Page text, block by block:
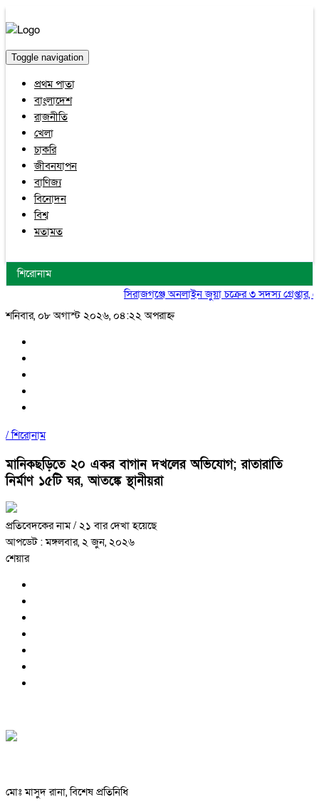
Toggle navigation
প্রথম পাতা
বাংলাদেশ
রাজনীতি
খেলা
চাকরি
জীবনযাপন
বাণিজ্য
বিনোদন
বিশ্ব
মতামত
শিরোনাম
সিরাজগঞ্জে অনলাইন জুয়া চক্রের ৩ সদস্য গ্রেপ্তার,
শনিবার, ০৮ অগাস্ট ২০২৬, ০৪:২২ অপরাহ্ন
/শিরোনাম
মানিকছড়িতে ২০ একর বাগান দখলের অভিযোগ; রাতারাতি
নির্মাণ ১৫টি ঘর, আতঙ্কে স্থানীয়রা
প্রতিবেদকের নাম/ ২১ বার দেখা হয়েছে
আপডেট : মঙ্গলবার, ২ জুন, ২০২৬
শেয়ার
মোঃ মাসুদ রানা, বিশেষ প্রতিনিধি